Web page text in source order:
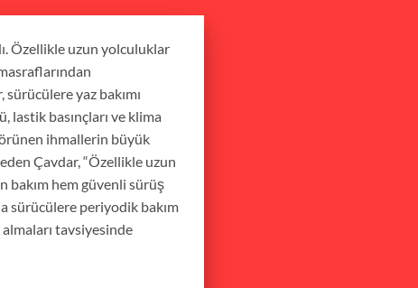
Özellikle uzun yolculuklar
yaz bakımı
lastik basınçları ve klima
ihmallerin büyük
Çavdar, “Özellikle uzun
bakım hem güvenli sürüş
sürücülere periyodik bakım
almaları tavsiyesinde